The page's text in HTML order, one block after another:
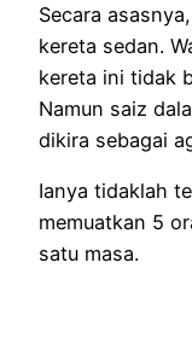
Secara
kereta sedan.
kereta ini tidak
Namun saiz
dikira sebagai
Ianya tidaklah
memuatkan 5
satu masa.